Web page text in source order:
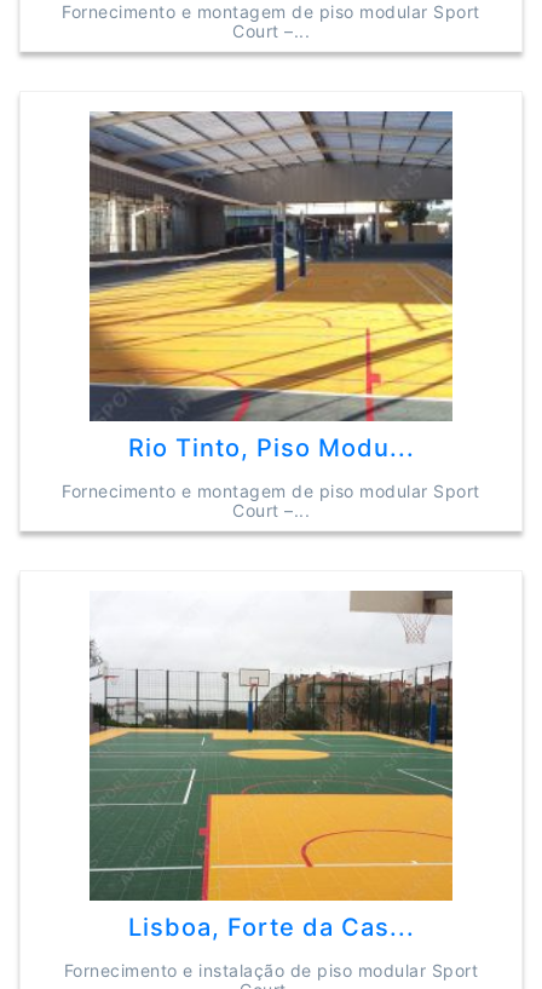
Fornecimento e montagem de piso modular Sport
Court –...
Rio Tinto, Piso Modu...
Fornecimento e montagem de piso modular Sport
Court –...
Lisboa, Forte da Cas...
Fornecimento e instalação de piso modular Sport